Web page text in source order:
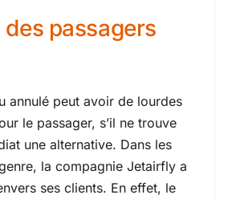
passagers
annulé peut avoir de lourdes
le passager, s’il ne trouve
une alternative. Dans les
la compagnie Jetairfly a
ses clients. En effet, le